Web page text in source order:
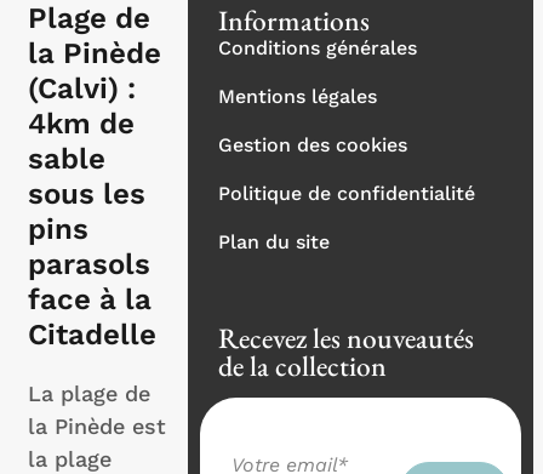
Plage de
la Pinède
(Calvi) :
4km de
sable
sous les
pins
parasols
face à la
Citadelle
La plage de
la Pinède est
la plage
Informations
Conditions générales
Mentions légales
Gestion des cookies
Politique de confidentialité
Plan du site
Recevez les nouveautés
de la collection